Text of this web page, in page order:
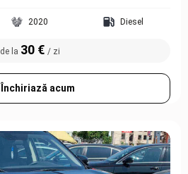
2020 Diesel
de la 30 € / zi
Închiriază acum